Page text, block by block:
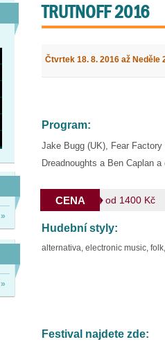
»
»
TRUTNOFF 2016
Čtvrtek 18. 8. 2016 až Neděle
Program:
Jake Bugg (UK), Fear
Dreadnoughts a Ben Caplan a
CENA od 1400 Kč
Hudební styly:
alternativa, electronic music,
Festival najdete zde: